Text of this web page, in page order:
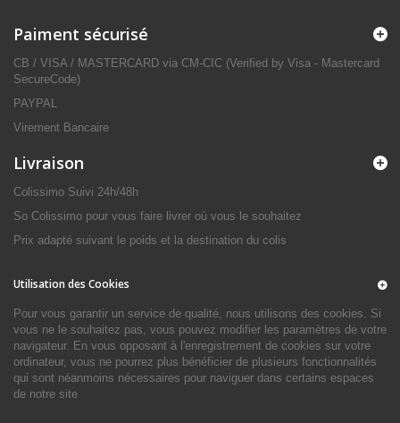
Paiment sécurisé
CB / VISA / MASTERCARD via CM-CIC (Verified by Visa - Mastercard
SecureCode)
PAYPAL
Virement Bancaire
Livraison
Colissimo Suivi 24h/48h
So Colissimo pour vous faire livrer où vous le souhaitez
Prix adapté suivant le poids et la destination du colis
Utilisation des Cookies
Pour vous garantir un service de qualité, nous utilisons des cookies. Si
vous ne le souhaitez pas, vous pouvez modifier les paramètres de votre
navigateur. En vous opposant à l'enregistrement de cookies sur votre
ordinateur, vous ne pourrez plus bénéficier de plusieurs fonctionnalités
qui sont néanmoins nécessaires pour naviguer dans certains espaces
de notre site